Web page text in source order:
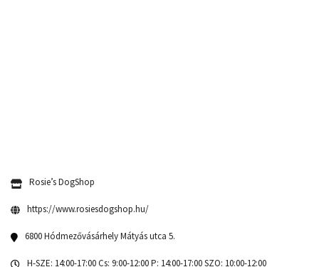
Rosie’s DogShop
https://www.rosiesdogshop.hu/
6800 Hódmezővásárhely Mátyás utca 5.
H-SZE: 14:00-17:00 Cs: 9:00-12:00 P: 14:00-17:00 SZO: 10:00-12:00